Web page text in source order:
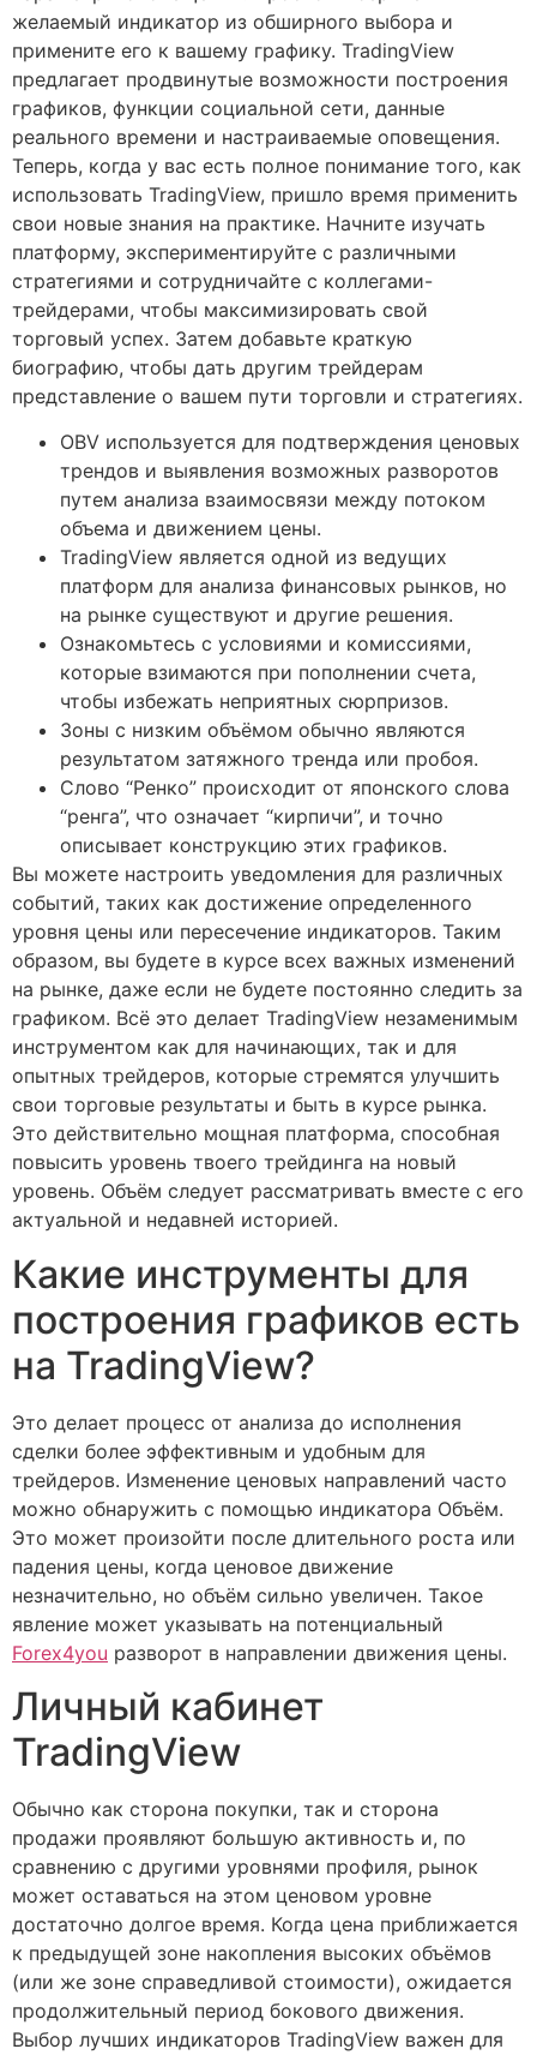
желаемый индикатор из обширного выбора и
примените его к вашему графику. TradingView
предлагает продвинутые возможности построения
графиков, функции социальной сети, данные
реального времени и настраиваемые оповещения.
Теперь, когда у вас есть полное понимание того, как
использовать TradingView, пришло время применить
свои новые знания на практике. Начните изучать
платформу, экспериментируйте с различными
стратегиями и сотрудничайте с коллегами-
трейдерами, чтобы максимизировать свой
торговый успех. Затем добавьте краткую
биографию, чтобы дать другим трейдерам
представление о вашем пути торговли и стратегиях.
OBV используется для подтверждения ценовых
трендов и выявления возможных разворотов
путем анализа взаимосвязи между потоком
объема и движением цены.
TradingView является одной из ведущих
платформ для анализа финансовых рынков, но
на рынке существуют и другие решения.
Ознакомьтесь с условиями и комиссиями,
которые взимаются при пополнении счета,
чтобы избежать неприятных сюрпризов.
Зоны с низким объёмом обычно являются
результатом затяжного тренда или пробоя.
Слово “Ренко” происходит от японского слова
“ренга”, что означает “кирпичи”, и точно
описывает конструкцию этих графиков.
Вы можете настроить уведомления для различных
событий, таких как достижение определенного
уровня цены или пересечение индикаторов. Таким
образом, вы будете в курсе всех важных изменений
на рынке, даже если не будете постоянно следить за
графиком. Всё это делает TradingView незаменимым
инструментом как для начинающих, так и для
опытных трейдеров, которые стремятся улучшить
свои торговые результаты и быть в курсе рынка.
Это действительно мощная платформа, способная
повысить уровень твоего трейдинга на новый
уровень. Объём следует рассматривать вместе с его
актуальной и недавней историей.
Какие инструменты для
построения графиков есть
на TradingView?
Это делает процесс от анализа до исполнения
сделки более эффективным и удобным для
трейдеров. Изменение ценовых направлений часто
можно обнаружить с помощью индикатора Объём.
Это может произойти после длительного роста или
падения цены, когда ценовое движение
незначительно, но объём сильно увеличен. Такое
явление может указывать на потенциальный
Forex4you разворот в направлении движения цены.
Личный кабинет
TradingView
Обычно как сторона покупки, так и сторона
продажи проявляют большую активность и, по
сравнению с другими уровнями профиля, рынок
может оставаться на этом ценовом уровне
достаточно долгое время. Когда цена приближается
к предыдущей зоне накопления высоких объёмов
(или же зоне справедливой стоимости), ожидается
продолжительный период бокового движения.
Выбор лучших индикаторов TradingView важен для